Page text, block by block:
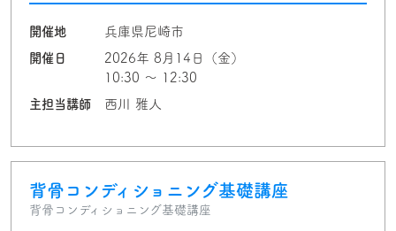
開催地
兵庫県尼崎市
開催日
2026年 8月14日（金）
10:30 〜 12:30
主担当講師
西川 雅人
背骨コンディショニング基礎講座
背骨コンディショニング基礎講座